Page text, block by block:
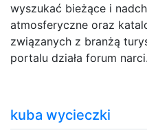
wyszukać bieżące i
atmosferyczne oraz
związanych z branżą
portalu działa forum
kuba wycieczki